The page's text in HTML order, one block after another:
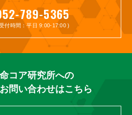
789-5365
付時間：平日 9:00-17:00 )
コア研究所への
問い合わせはこちら